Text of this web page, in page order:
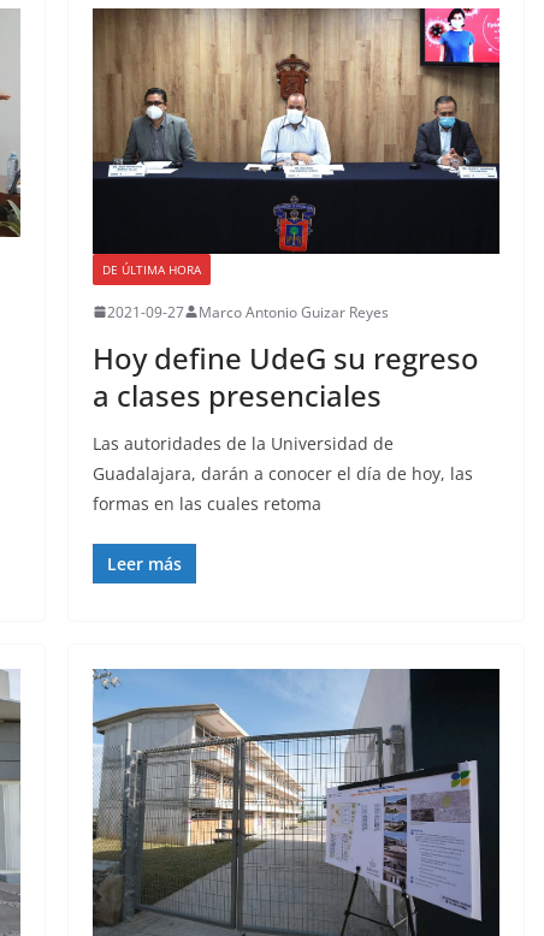
DE ÚLTIMA HORA
2021-09-27 Marco Antonio Guizar Reyes
Hoy define UdeG su regreso
a clases presenciales
Las autoridades de la Universidad de
Guadalajara, darán a conocer el día de hoy, las
formas en las cuales retoma
Leer más